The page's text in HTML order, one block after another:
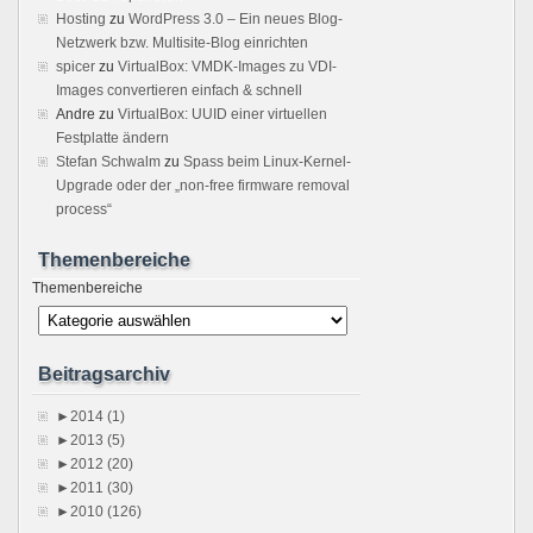
Hosting zu WordPress 3.0 – Ein neues Blog-
Netzwerk bzw. Multisite-Blog einrichten
spicer zu VirtualBox: VMDK-Images zu VDI-
Images convertieren einfach & schnell
Andre zu VirtualBox: UUID einer virtuellen
Festplatte ändern
Stefan Schwalm zu Spass beim Linux-Kernel-
Upgrade oder der „non-free firmware removal
process“
Themenbereiche
Themenbereiche
Beitragsarchiv
►2014 (1)
►2013 (5)
►2012 (20)
►2011 (30)
►2010 (126)